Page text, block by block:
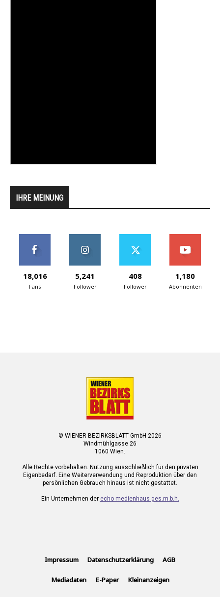
IHRE MEINUNG
18,016
Fans
5,241
Follower
408
Follower
1,180
Abonnenten
© WIENER BEZIRKSBLATT GmbH 2026
Windmühlgasse 26
1060 Wien.
Alle Rechte vorbehalten. Nutzung ausschließlich für den privaten
Eigenbedarf. Eine Weiterverwendung und Reproduktion über den
persönlichen Gebrauch hinaus ist nicht gestattet.
Ein Unternehmen der echo medienhaus ges.m.b.h.
Impressum Datenschutzerklärung AGB
Mediadaten E-Paper Kleinanzeigen